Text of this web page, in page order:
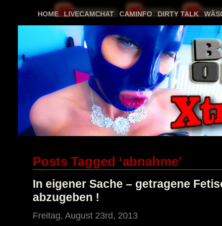
HOME LIVECAMCHAT CAMINFO DIRTY TALK
Posts Tagged ‘abnahme’
In eigener Sache – getragene
abzugeben !
Freitag, August 23rd, 2013